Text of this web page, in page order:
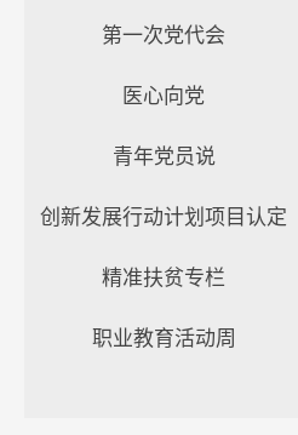
第一次党代会
医心向党
青年党员说
创新发展行动计划项目认定
精准扶贫专栏
职业教育活动周